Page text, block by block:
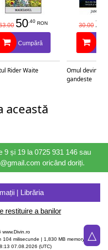
50.40 RON
Cumpără
Rider Waite
30.00 25
Omul devine
gandeste
această
9 și 19 la 0725 931 146 sau
oricând doriți.
| Librăria
restituire a banilor
104milisecunde | 1,830 MB memory |
07.08.2026 (UTC)
△